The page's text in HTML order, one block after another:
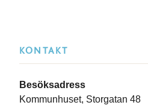
KONTAKT
Besöksadress
Kommunhuset, Storgatan 48